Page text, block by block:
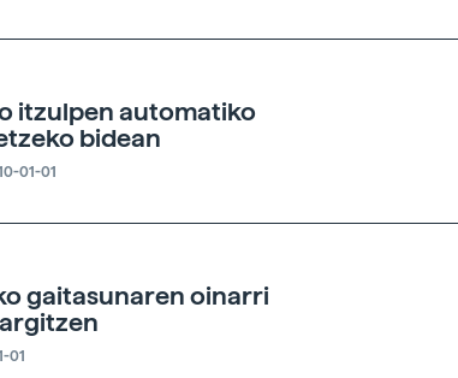
itzulpen automatiko
bidean
01-01
gaitasunaren oinarri
01